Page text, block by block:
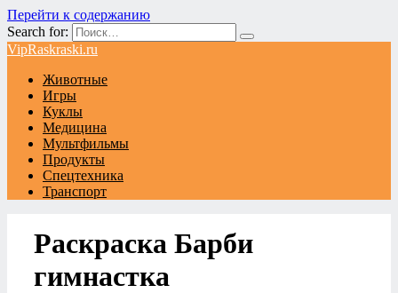
Перейти к содержанию
Search for:
VipRaskraski.ru
Животные
Игры
Куклы
Медицина
Мультфильмы
Продукты
Спецтехника
Транспорт
Раскраска Барби
гимнастка